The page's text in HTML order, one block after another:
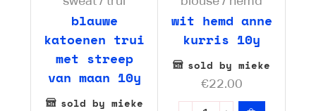
blauwe
katoenen trui
met streep
van maan 10y
sold by mieke
wit hemd anne
kurris 10y
sold by mieke
€22.00